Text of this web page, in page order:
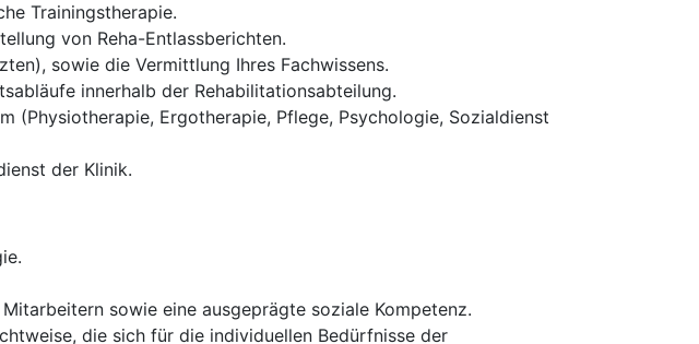
Trainingstherapie.
von Reha-Entlassberichten.
sowie die Vermittlung Ihres Fachwissens.
innerhalb der Rehabilitationsabteilung.
(Physiotherapie, Ergotherapie, Pflege, Psychologie, Sozialdienst
der Klinik.
sowie eine ausgeprägte soziale Kompetenz.
die sich für die individuellen Bedürfnisse der